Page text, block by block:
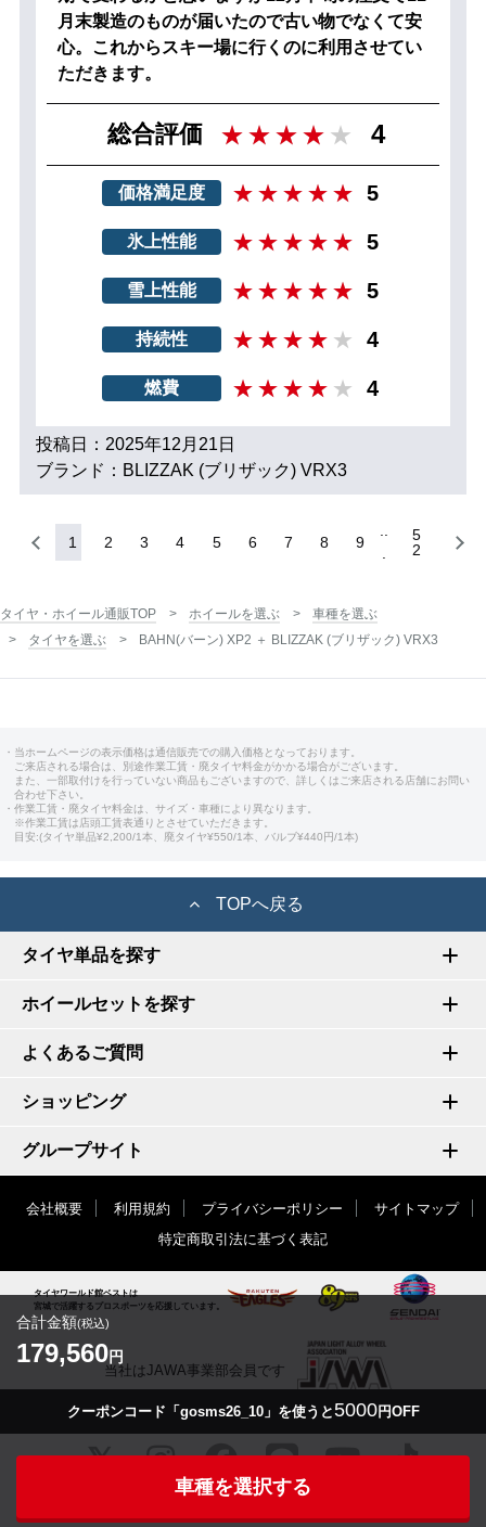
月末製造のものが届いたので古い物でなくて安
心。これからスキー場に行くのに利用させてい
ただきます。
総合評価 4
価格満足度 5
氷上性能 5
雪上性能 5
持続性 4
燃費 4
投稿日：2025年12月21日
ブランド：BLIZZAK (ブリザック) VRX3
1 2 3 4 5 6 7 8 9
5
2
合計金額(税込)
179,560円
クーポンコード「gosms26_10」を使うと5000円OFF
車種を選択する
タイヤ・ホイール通販TOP ホイールを選ぶ
車種を選ぶ
タイヤを選ぶ
BAHN(バーン) XP2 ＋ BLIZZAK (ブリザック) VRX3
・当ホームページの表示価格は通信販売での購入価格となっております。
ご来店される場合は、別途作業工賃・廃タイヤ料金がかかる場合がございます。
また、一部取付けを行っていない商品もございますので、詳しくはご来店される店舗にお問い
合わせ下さい。
・作業工賃・廃タイヤ料金は、サイズ・車種により異なります。
※作業工賃は店頭工賃表通りとさせていただきます。
目安:(タイヤ単品¥2,200/1本、廃タイヤ¥550/1本、バルブ¥440円/1本)
TOPへ戻る
タイヤ単品を探す
ホイールセットを探す
よくあるご質問
ショッピング
グループサイト
会社概要 利用規約 プライバシーポリシー
サイトマップ
特定商取引法に基づく表記
タイヤワールド館ベストは
宮城で活躍するプロスポーツを応援しています。
当社はJAWA事業部会員です